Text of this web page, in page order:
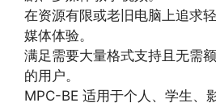
在资源有限或老旧电脑上追求
媒体体验。
满足需要大量格式支持且无需
的用户。
MPC-BE 适用于个人、学生、